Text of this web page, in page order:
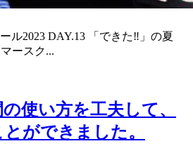
ル2023 DAY.13 「できた‼︎」の夏
ースク...
使い方を工夫して、
ができました。